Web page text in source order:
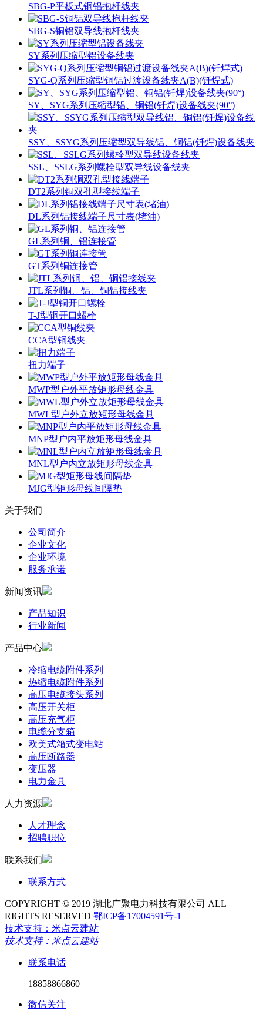
SBG-P平板式铜铝抱杆线夹
SBG-S铜铝双导线抱杆线夹
SY系列压缩型铝设备线夹
SYG-Q系列压缩型铜铝过渡设备线夹A(B)(钎焊式)
SY、SYG系列压缩型铝、铜铝(钎焊)设备线夹(90°)
SSY、SSYG系列压缩型双导线铝、铜铝(钎焊)设备线夹
SSL、SSLG系列螺栓型双导线设备线夹
DT2系列铜双孔型接线端子
DL系列铝接线端子尺寸表(堵油)
GL系列铜、铝连接管
GT系列铜连接管
JTL系列铜、铝、铜铝接线夹
T-J型铜开口螺栓
CCA型铜线夹
扭力端子
MWP型户外平放矩形母线金具
MWL型户外立放矩形母线金具
MNP型户内平放矩形母线金具
MNL型户内立放矩形母线金具
MJG型矩形母线间隔垫
关于我们
公司简介
企业文化
企业环境
服务承诺
新闻资讯
产品知识
行业新闻
产品中心
冷缩电缆附件系列
热缩电缆附件系列
高压电缆接头系列
高压开关柜
高压充气柜
电缆分支箱
欧美式箱式变电站
高压断路器
变压器
电力金具
人力资源
人才理念
招聘职位
联系我们
联系方式
COPYRIGHT © 2019 湖北广聚电力科技有限公司 ALL
RIGHTS RESERVED 鄂ICP备17004591号-1
技术支持：米点云建站
技术支持：米点云建站
联系电话
18858866860
微信关注